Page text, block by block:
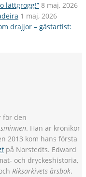
lättgrogg!” 8 maj, 2026
1 maj, 2026
drajjor – gästartist:
för den
. Han är krönikör
2013 kom hans första
på Norstedts. Edward
och dryckeshistoria,
Riksarkivets årsbok.